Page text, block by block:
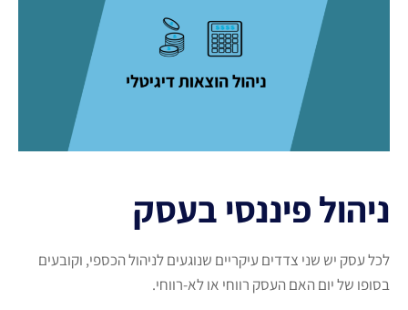
ניהול פיננסי בעסק
לכל עסק יש שני צדדים עיקריים שנוגעים לניהול הכספי, וקובעים
בסופו של יום האם העסק רווחי או לא-רווחי.